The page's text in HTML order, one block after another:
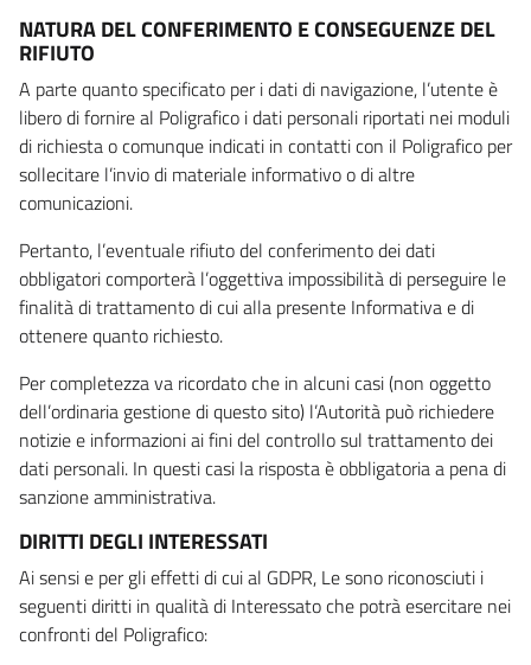
NATURA DEL CONFERIMENTO E CONSEGUENZE DEL
RIFIUTO
A parte quanto specificato per i dati di navigazione, l’utente è
libero di fornire al Poligrafico i dati personali riportati nei moduli
di richiesta o comunque indicati in contatti con il Poligrafico per
sollecitare l’invio di materiale informativo o di altre
comunicazioni.
Pertanto, l’eventuale rifiuto del conferimento dei dati
obbligatori comporterà l’oggettiva impossibilità di perseguire le
finalità di trattamento di cui alla presente Informativa e di
ottenere quanto richiesto.
Per completezza va ricordato che in alcuni casi (non oggetto
dell’ordinaria gestione di questo sito) l’Autorità può richiedere
notizie e informazioni ai fini del controllo sul trattamento dei
dati personali. In questi casi la risposta è obbligatoria a pena di
sanzione amministrativa.
DIRITTI DEGLI INTERESSATI
Ai sensi e per gli effetti di cui al GDPR, Le sono riconosciuti i
seguenti diritti in qualità di Interessato che potrà esercitare nei
confronti del Poligrafico: